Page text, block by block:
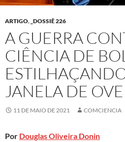
ARTIGO, _DOSSIÊ 226
A GUERRA
CIÊNCIA DE
JANELA DE
11 DE MAIO DE 2021 COMCIENCIA
Por Douglas Oliveira Donin